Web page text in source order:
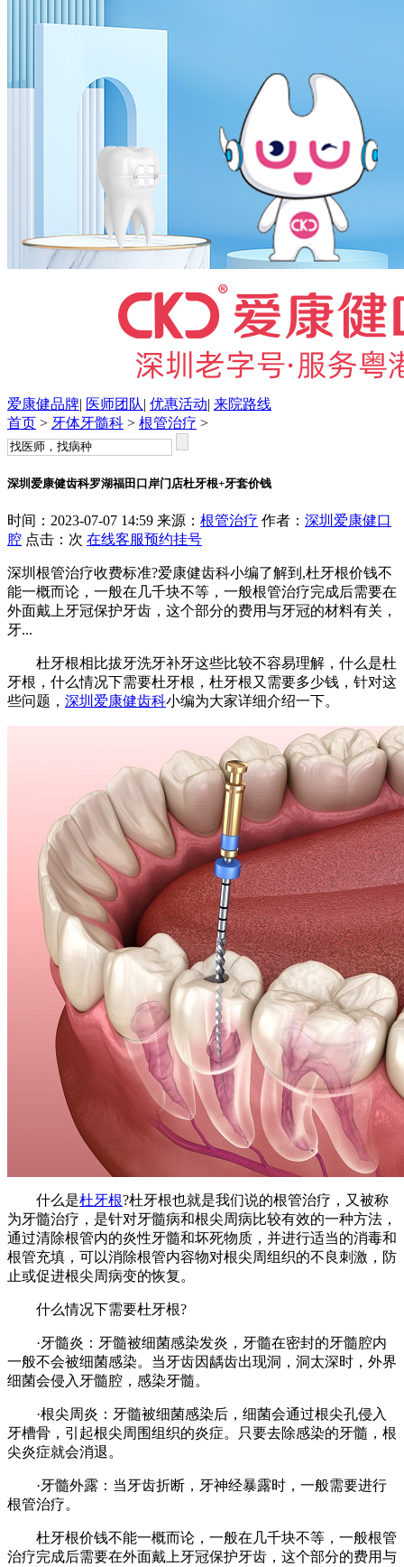
爱康健品牌| 医师团队| 优惠活动| 来院路线
首页 > 牙体牙髓科 > 根管治疗 >
深圳爱康健齿科罗湖福田口岸门店杜牙根+牙套价钱
时间：2023-07-07 14:59 来源： 根管治疗 作者： 深圳爱康健口
腔 点击： 次 在线客服预约挂号
深圳根管治疗收费标准?爱康健齿科小编了解到,杜牙根价钱不
能一概而论，一般在几千块不等，一般根管治疗完成后需要在
外面戴上牙冠保护牙齿，这个部分的费用与牙冠的材料有关，
牙...
杜牙根相比拔牙洗牙补牙这些比较不容易理解，什么是杜
牙根，什么情况下需要杜牙根，杜牙根又需要多少钱，针对这
些问题， 深圳爱康健齿科小编为大家详细介绍一下。
什么是杜牙根?杜牙根也就是我们说的根管治疗，又被称
为牙髓治疗，是针对牙髓病和根尖周病比较有效的一种方法，
通过清除根管内的炎性牙髓和坏死物质，并进行适当的消毒和
根管充填，可以消除根管内容物对根尖周组织的不良刺激，防
止或促进根尖周病变的恢复。
什么情况下需要杜牙根?
·牙髓炎：牙髓被细菌感染发炎，牙髓在密封的牙髓腔内
一般不会被细菌感染。当牙齿因龋齿出现洞，洞太深时，外界
细菌会侵入牙髓腔，感染牙髓。
·根尖周炎：牙髓被细菌感染后，细菌会通过根尖孔侵入
牙槽骨，引起根尖周围组织的炎症。只要去除感染的牙髓，根
尖炎症就会消退。
·牙髓外露：当牙齿折断，牙神经暴露时，一般需要进行
根管治疗。
杜牙根价钱不能一概而论，一般在几千块不等，一般根管
治疗完成后需要在外面戴上牙冠保护牙齿，这个部分的费用与